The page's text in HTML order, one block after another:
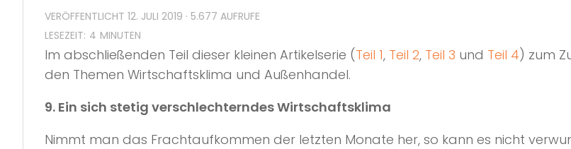
VERÖFFENTLICHT 12. JULI 2019 · 5.677 AUFRUFE
Im abschließenden Teil dieser kleinen Artikelserie (Teil 1, Teil 2, Teil 3 und Teil 4) zum
den Themen Wirtschaftsklima und Außenhandel.
9. Ein sich stetig verschlechterndes Wirtschaftsklima
Nimmt man das Frachtaufkommen der letzten Monate her, so kann es nicht